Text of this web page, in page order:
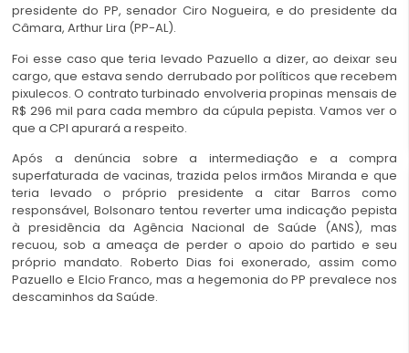
presidente do PP, senador Ciro Nogueira, e do presidente da
Câmara, Arthur Lira (PP-AL).
Foi esse caso que teria levado Pazuello a dizer, ao deixar seu
cargo, que estava sendo derrubado por políticos que recebem
pixulecos. O contrato turbinado envolveria propinas mensais de
R$ 296 mil para cada membro da cúpula pepista. Vamos ver o
que a CPI apurará a respeito.
Após a denúncia sobre a intermediação e a compra
superfaturada de vacinas, trazida pelos irmãos Miranda e que
teria levado o próprio presidente a citar Barros como
responsável, Bolsonaro tentou reverter uma indicação pepista
à presidência da Agência Nacional de Saúde (ANS), mas
recuou, sob a ameaça de perder o apoio do partido e seu
próprio mandato. Roberto Dias foi exonerado, assim como
Pazuello e Elcio Franco, mas a hegemonia do PP prevalece nos
descaminhos da Saúde.